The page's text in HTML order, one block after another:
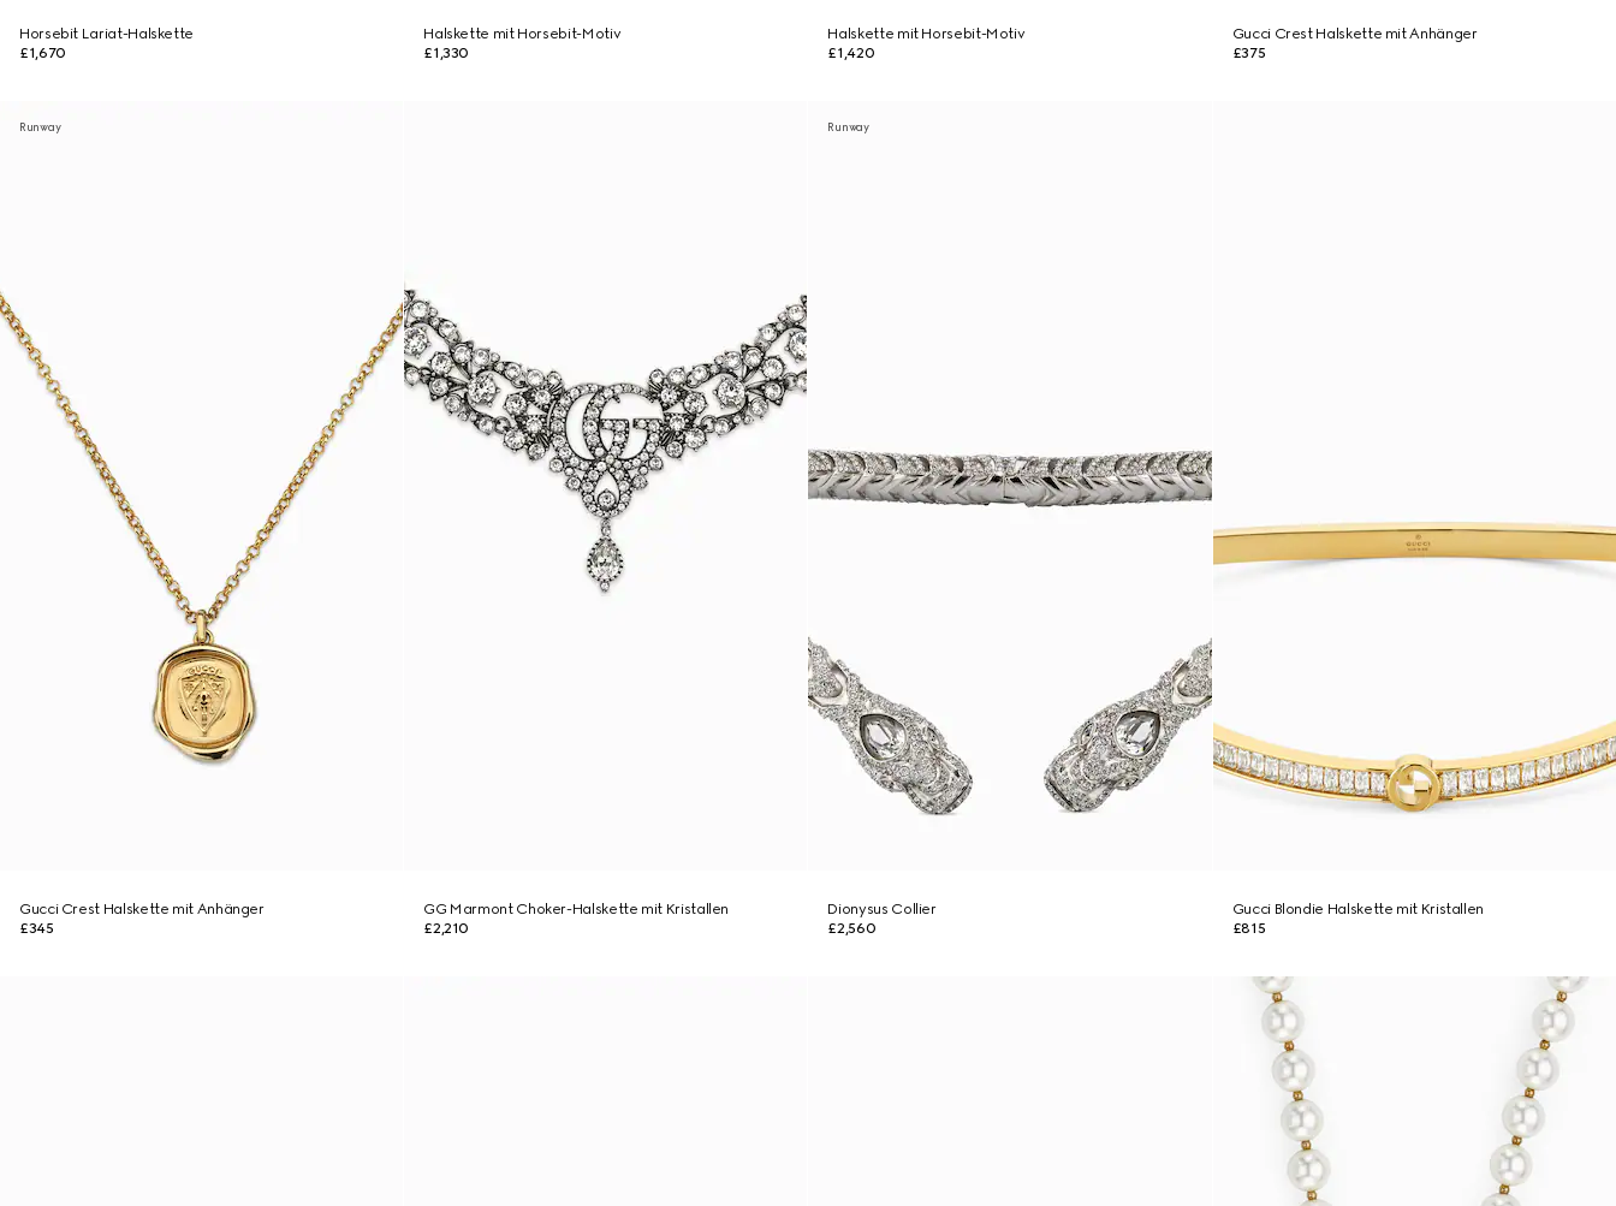
Horsebit Lariat-Halskette
£1,670
Halskette mit Horsebit-Motiv
£1,330
Halskette mit Horsebit-Motiv
£1,420
Gucci Crest Halskette mit Anhänger
£375
Runway
Gucci Crest Halskette mit Anhänger
£345
GG Marmont Choker-Halskette mit Kristallen
£2,210
Runway
Dionysus Collier
£2,560
Gucci Blondie Halskette mit Kristallen
£815